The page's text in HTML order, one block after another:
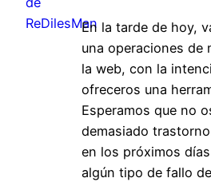
En la tarde de hoy,
una operaciones de
la web, con la
ofreceros una
Esperamos que no
demasiado
en los próximos
algún tipo de fallo